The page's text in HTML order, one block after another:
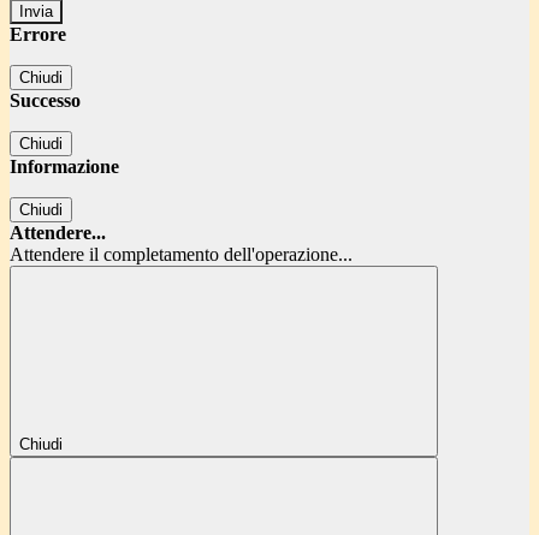
Errore
Chiudi
Successo
Chiudi
Informazione
Chiudi
Attendere...
Attendere il completamento dell'operazione...
Chiudi